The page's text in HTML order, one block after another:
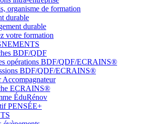
organisme de formation
durable
durable
votre formation
BDF/QDF
opérations BDF/QDF/ECRAINS®
BDF/QDF/ECRAINS®
Accompagnateur
ECRAINS®
ÉduRénov
PENSÉE+